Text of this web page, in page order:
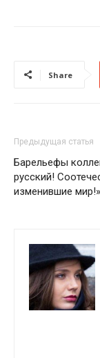
Share
Предыдущая статья
Барельефы
русский!
изменившие мир!»